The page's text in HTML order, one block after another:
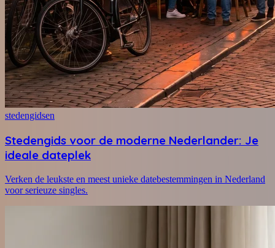
stedengidsen
Stedengids voor de moderne Nederlander: Je
ideale dateplek
Verken de leukste en meest unieke datebestemmingen in Nederland
voor serieuze singles.